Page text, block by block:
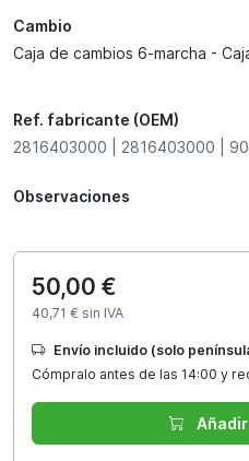
Cambio
Caja de cambios 6-marcha -
Ref. fabricante (OEM)
2816403000 | 2816403000 |
Observaciones
50,00 €
40,71 € sin IVA
Envío incluido (solo
Cómpralo antes de las 14:00 y